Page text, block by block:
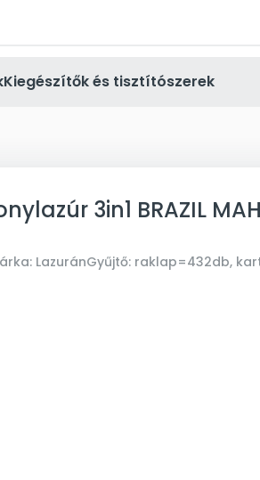
Kiegészítők és tisztítószerek
3in1 BRAZIL
LazuránGyűjtő: raklap=432db,